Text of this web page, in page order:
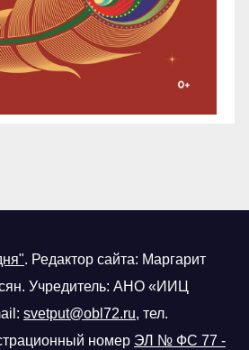
. Редактор сайта: Маргарит
Учредитель: АНО «ИИЦ
svetput@obl72.ru, тел.
номер ЭЛ № ФС 77 -